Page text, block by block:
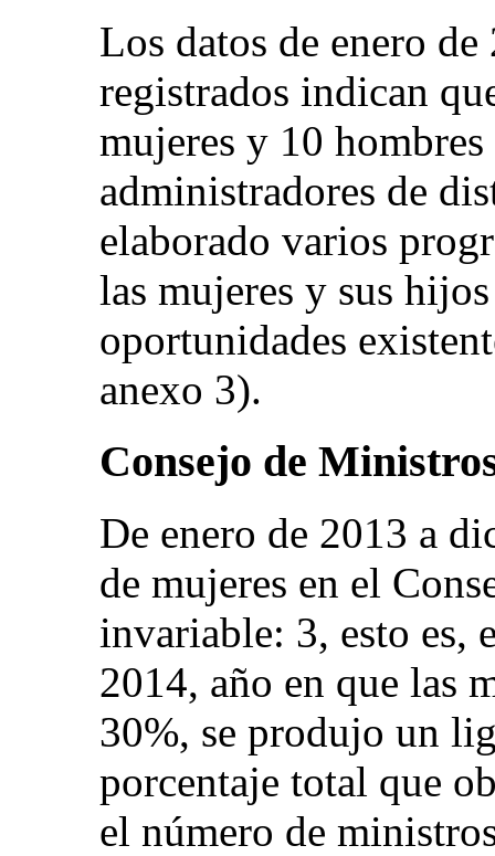
Los datos de enero
registrados indican
mujeres y 10
administradores de
elaborado varios
las mujeres y sus
oportunidades
anexo 3).
Consejo de
De enero de 2013 a
de mujeres en el
invariable: 3, esto es,
2014, año en que las
30%, se produjo un
porcentaje total que
el número de